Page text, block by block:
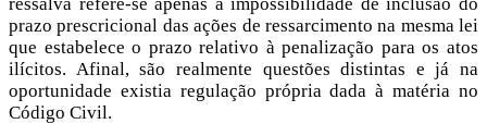
prazo prescricional das ações de ressarcimento na mesma lei
que estabelece o prazo relativo à penalização para os atos
ilícitos. Afinal, são realmente questões distintas e já na
oportunidade existia regulação própria dada à matéria no
Código Civil.